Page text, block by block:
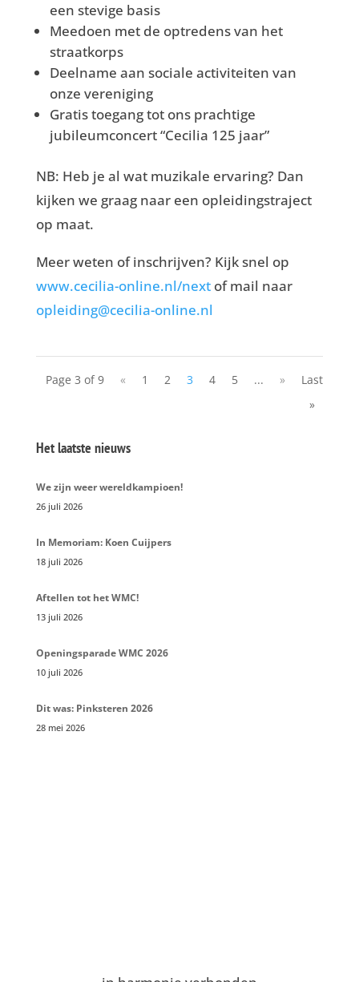
een stevige basis
Meedoen met de optredens van het
straatkorps
Deelname aan sociale activiteiten van
onze vereniging
Gratis toegang tot ons prachtige
jubileumconcert “Cecilia 125 jaar”
NB: Heb je al wat muzikale ervaring? Dan
kijken we graag naar een opleidingstraject
op maat.
Meer weten of inschrijven? Kijk snel op
www.cecilia-online.nl/nextof mail naar
opleiding@cecilia-online.nl
Page 3 of 9 « 1 2 3 4 5 ... »
Last
»
Het laatste nieuws
We zijn weer wereldkampioen!
26 juli 2026
In Memoriam: Koen Cuijpers
18 juli 2026
Aftellen tot het WMC!
13 juli 2026
Openingsparade WMC 2026
10 juli 2026
Dit was: Pinksteren 2026
28 mei 2026